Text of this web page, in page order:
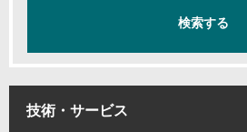
技術・サービス